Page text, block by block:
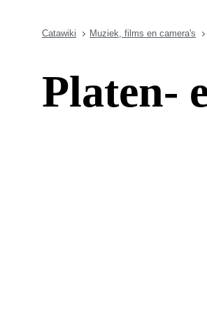
Catawiki Muziek, films en camera's
Platen-